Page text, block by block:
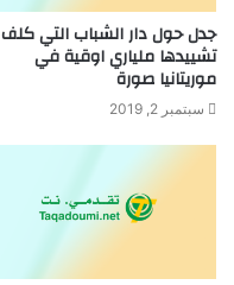
جدل حول دار الشباب التي كلف
تشييدها ملياري اوقية في
موريتانيا صورة
سبتمبر 2, 2019